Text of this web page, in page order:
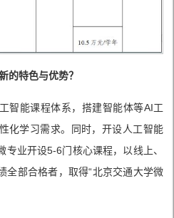
的特色与优势？
智能课程体系，搭建智能体等AI工
化学习需求。同时，开设人工智能
业开设5-6门核心课程，以线上、
全部合格者，取得“北京交通大学微